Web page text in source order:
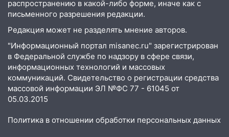
затопленные улицы и остановившиеся
трамваи
после ливня город снова уходит под
воду
12:12 Прокуратура взяла на контроль
ДТП с шестилетним ребёнком на улице
Федерации
12:01
Пьяная женщина сбила
распространению в какой-либо форме, иначе как с
письменного разрешения редакции.
Редакция может не разделять мнение авторов.
"Информационный портал misanec.ru" зарегистрирован
в Федеральной службе по надзору в сфере связи,
информационных технологий и массовых
коммуникаций. Свидетельство о регистрации средства
массовой информации ЭЛ №ФС 77 - 61045 от
05.03.2015
Политика в отношении обработки персональных данных